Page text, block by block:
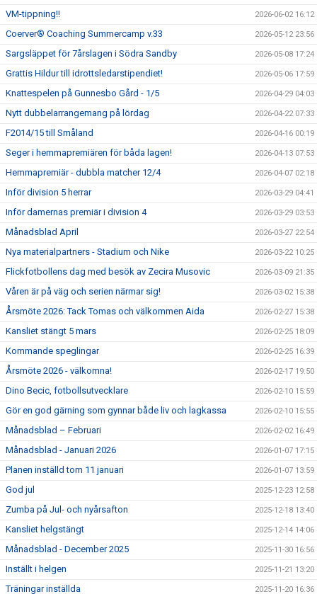
VM-tippning!! 2026-06-02 16:12
Coerver® Coaching Summercamp v.33 2026-05-12 23:56
Sargsläppet för 7årslagen i Södra Sandby 2026-05-08 17:24
Grattis Hildur till idrottsledarstipendiet! 2026-05-06 17:59
Knattespelen på Gunnesbo Gård - 1/5 2026-04-29 04:03
Nytt dubbelarrangemang på lördag 2026-04-22 07:33
F2014/15 till Småland 2026-04-16 00:19
Seger i hemmapremiären för båda lagen! 2026-04-13 07:53
Hemmapremiär - dubbla matcher 12/4 2026-04-07 02:18
Inför division 5 herrar 2026-03-29 04:41
Inför damernas premiär i division 4 2026-03-29 03:53
Månadsblad April 2026-03-27 22:54
Nya materialpartners - Stadium och Nike 2026-03-22 10:25
Flickfotbollens dag med besök av Zecira Musovic 2026-03-09 21:35
Våren är på väg och serien närmar sig! 2026-03-02 15:38
Årsmöte 2026: Tack Tomas och välkommen Aida 2026-02-27 15:38
Kansliet stängt 5 mars 2026-02-25 18:09
Kommande speglingar 2026-02-25 16:39
Årsmöte 2026 - välkomna! 2026-02-17 19:50
Dino Becic, fotbollsutvecklare 2026-02-10 15:59
Gör en god gärning som gynnar både liv och lagkassa 2026-02-10 15:55
Månadsblad – Februari 2026-02-02 16:49
Månadsblad - Januari 2026 2026-01-07 17:15
Planen inställd tom 11 januari 2026-01-07 13:59
God jul 2025-12-23 12:58
Zumba på Jul- och nyårsafton 2025-12-18 13:40
Kansliet helgstängt 2025-12-14 14:06
Månadsblad - December 2025 2025-11-30 16:56
Inställt i helgen 2025-11-21 13:20
Träningar inställda 2025-11-20 16:36